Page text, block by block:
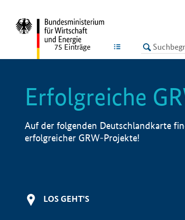
LISTE
75 Einträge
Erfolgreiche
Auf der folgenden Deutschlandkarte
erfolgreicher GRW-Projekte!
LOS GEHT'S